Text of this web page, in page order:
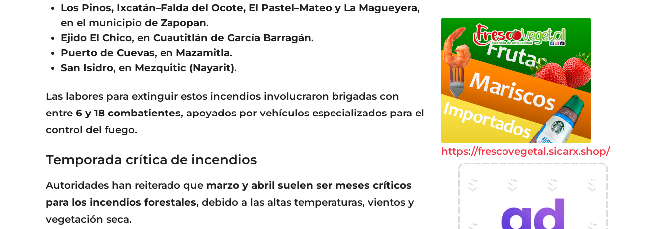
Los Pinos, Ixcatán–Falda del Ocote, El Pastel–Mateo y La Magueyera,
en el municipio de Zapopan.
Ejido El Chico, en Cuautitlán de García Barragán.
Puerto de Cuevas, en Mazamitla.
San Isidro, en Mezquitic (Nayarit).
Las labores para extinguir estos incendios involucraron brigadas con
entre 6 y 18 combatientes, apoyados por vehículos especializados para el
control del fuego.
Temporada crítica de incendios
Autoridades han reiterado que marzo y abril suelen ser meses críticos
para los incendios forestales, debido a las altas temperaturas, vientos y
vegetación seca.
https://frescovegetal.sicarx.shop/